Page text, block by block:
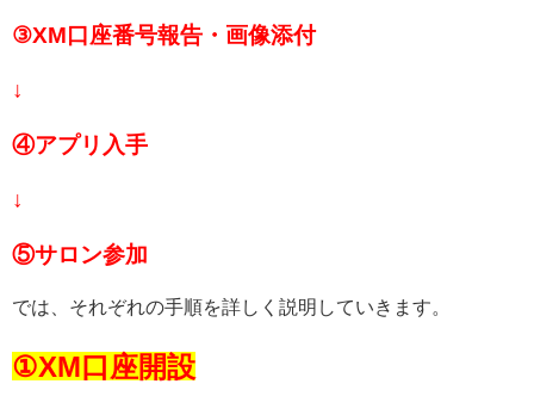
③XM口座番号報告・画像添付
↓
④アプリ入手
↓
⑤サロン参加
では、それぞれの手順を詳しく説明していきます。
①XM口座開設